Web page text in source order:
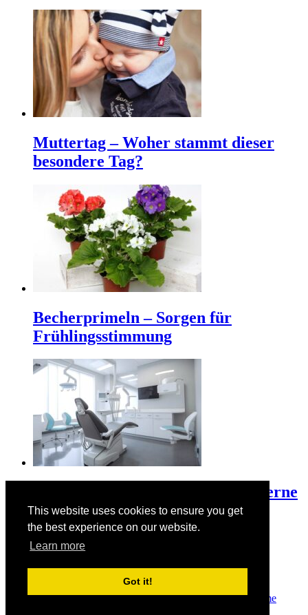
This website uses cookies to ensure you get
the best experience on our website.
Learn more
Got it!
Muttertag – Woher stammt dieser
besondere Tag?
Becherprimeln – Sorgen für
Frühlingsstimmung
3D-Druck revolutioniert die moderne
Zahntechnik
Der Valentinstag am 14. Februar
© Copyright 2026Manuelas bunte Welt· Designed byTheme